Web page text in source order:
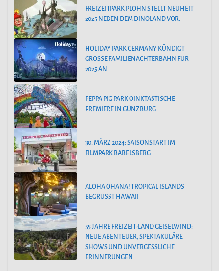
FREIZEITPARK PLOHN STELLT NEUHEIT
2025 NEBEN DEM DINOLAND VOR.
HOLIDAY PARK GERMANY KÜNDIGT
GROSSE FAMILIENACHTERBAHN FÜR 2
025 AN
PEPPA PIG PARK OINKTASTISCHE
PREMIERE IN GÜNZBURG
30. MÄRZ 2024: SAISONSTART IM
FILMPARK BABELSBERG
ALOHA OHANA! TROPICAL ISLANDS
BEGRÜSST HAWAII
55 JAHRE FREIZEIT-LAND GEISELWIND:
NEUE ABENTEUER, SPEKTAKULÄRE
SHOWS UND UNVERGESSLICHE
ERINNERUNGEN